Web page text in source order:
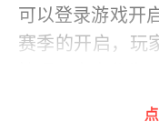
可以登录游戏开
赛季的开启，玩
情况，本次作为
上也进行了全新